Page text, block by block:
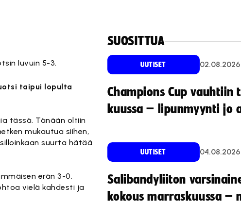
luvuin 5-3.
taipui lopulta
tässä. Tänään oltiin
mukautua siihen,
suurta hätää
erän 3-0.
vielä kahdesti ja
SUOSITTUA
UUTISET 02.08.2026
Champions Cup vauhtiin
kuussa – lipunmyynti jo
UUTISET 04.08.2026
Salibandyliiton
kokous marraskuussa –